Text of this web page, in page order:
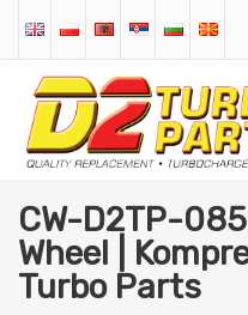
CW-D2TP-
Wheel |
Turbo Parts